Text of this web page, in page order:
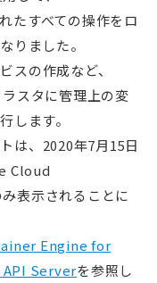
たすべての操作をロ
りました。
の作成など、
スタに管理上の変
します。
は、2020年7月15日
Cloud
表示されることに
Engine for
Serverを参照し